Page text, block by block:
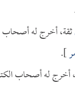
ثقة، أخرج له أصحاب
].
أخرج له أصحاب